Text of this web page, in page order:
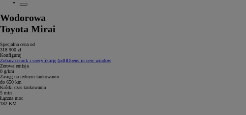
Wodorowa
Toyota Mirai
Specjalna cena od
318 900 zł
Konfiguruj
Zobacz cennik i specyfikację (pdf)Opens in new window
Zerowa emisja
0 g/km
Zasięg na jednym tankowaniu
do 650 km
Krótki czas tankowania
5 min
Łączna moc
182 KM